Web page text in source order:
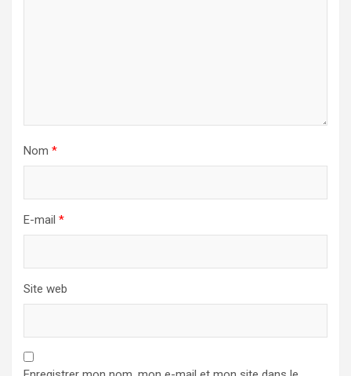
Nom *
E-mail *
Site web